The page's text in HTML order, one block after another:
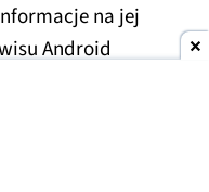
na jej
Android